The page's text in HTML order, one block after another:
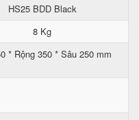
HS25 BDD Black
8 Kg
* Rộng 350 * Sâu 250 mm